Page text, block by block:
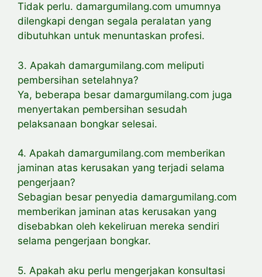
Tidak perlu. damargumilang.com umumnya
dilengkapi dengan segala peralatan yang
dibutuhkan untuk menuntaskan profesi.
3. Apakah damargumilang.com meliputi
pembersihan setelahnya?
Ya, beberapa besar damargumilang.com juga
menyertakan pembersihan sesudah
pelaksanaan bongkar selesai.
4. Apakah damargumilang.com memberikan
jaminan atas kerusakan yang terjadi selama
pengerjaan?
Sebagian besar penyedia damargumilang.com
memberikan jaminan atas kerusakan yang
disebabkan oleh kekeliruan mereka sendiri
selama pengerjaan bongkar.
5. Apakah aku perlu mengerjakan konsultasi